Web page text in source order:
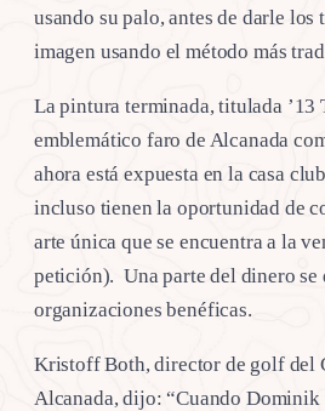
usando su palo, antes de darle los
imagen usando el método más
La pintura terminada, titulada ’13
emblemático faro de Alcanada
ahora está expuesta en la casa
incluso tienen la oportunidad de
arte única que se encuentra a la
petición). Una parte del dinero se
organizaciones benéficas.
Kristoff Both, director de golf del
Alcanada, dijo: “Cuando